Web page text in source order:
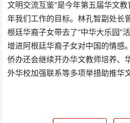
文明交流互鉴”是今年第五届华文
年我们工作的目标。林孔智副处长
根廷华裔子女带去了“中华大乐园”
增进阿根廷华裔子女对中国的情感
侨办还会继续开办华文教师培养、
外华校加强联系等多项举措助推华